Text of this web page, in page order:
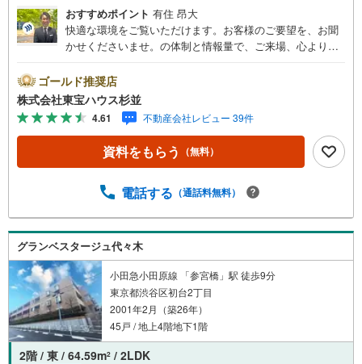
おすすめポイント 有住 昂大
快適な環境をご覧いただけます。お客様のご要望を、お聞
かせくださいませ。の体制と情報量で、ご来場、心よりお
「未来カレンダー」のご提案。・ 未来に起こるであろうご
自宅リフォームをオンライン上でご提案「ミラカレクラ
ブ」。・ 不動産売却時、ご自宅を綺麗にかつ瀟洒にさせる
CG加工ホームステイジングサービス。・ 購入者様へ、税
理士による確定申告の無料セミナーをご招待いたします。
◆ご予約に際して◆日時のご希望をお伝えください。（も
（居住中物件）の手配が必要な場合がございますのでご容
案内が可能となりますのでお手数ですがご一報ください。
◆物件のご案内は◆弊社へのご来社、お客様宅へのお迎
え・最寄駅での待ち合わせ、物件周辺のコンビニ等でお待
ち合わせなど、ご希望をお伝えください。ご希望条件をお
伝え頂けましたら、ご見学希望物件以外の資料も用意して
参ります。もちろん他の物件も併せてご案内させていただ
きます。
ゴールド推奨店
株式会社東宝ハウス杉並
4.61 不動産会社レビュー 39件
資料をもらう （無料）
電話する （通話料無料）
グランベスタージュ代々木
小田急小田原線 「参宮橋」駅 徒歩9分
東京都渋谷区初台2丁目
2001年2月（築26年）
45戸 / 地上4階地下1階
2階 / 東 / 64.59m2 / 2LDK